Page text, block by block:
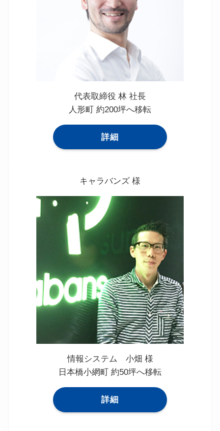
代表取締役 林 社長
人形町 約200坪へ移転
詳細
キャラバンズ 様
情報システム 小畑 様
日本橋小網町 約50坪へ移転
詳細